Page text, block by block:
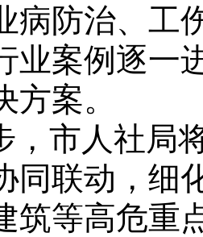
病防治、工
业案例逐一
方案。
，市人社局
同联动，细
筑等高危重